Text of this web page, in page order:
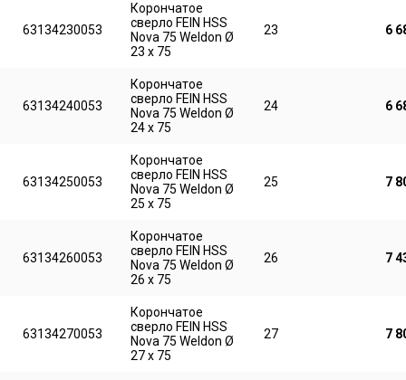
63134230053
Корончатое
сверло FEIN HSS
Nova 75 Weldon Ø
23 x 75
23 6
63134240053
Корончатое
сверло FEIN HSS
Nova 75 Weldon Ø
24 x 75
24 6
63134250053
Корончатое
сверло FEIN HSS
Nova 75 Weldon Ø
25 x 75
25 7
63134260053
Корончатое
сверло FEIN HSS
Nova 75 Weldon Ø
26 x 75
26 7
63134270053
Корончатое
сверло FEIN HSS
Nova 75 Weldon Ø
27 x 75
27 7